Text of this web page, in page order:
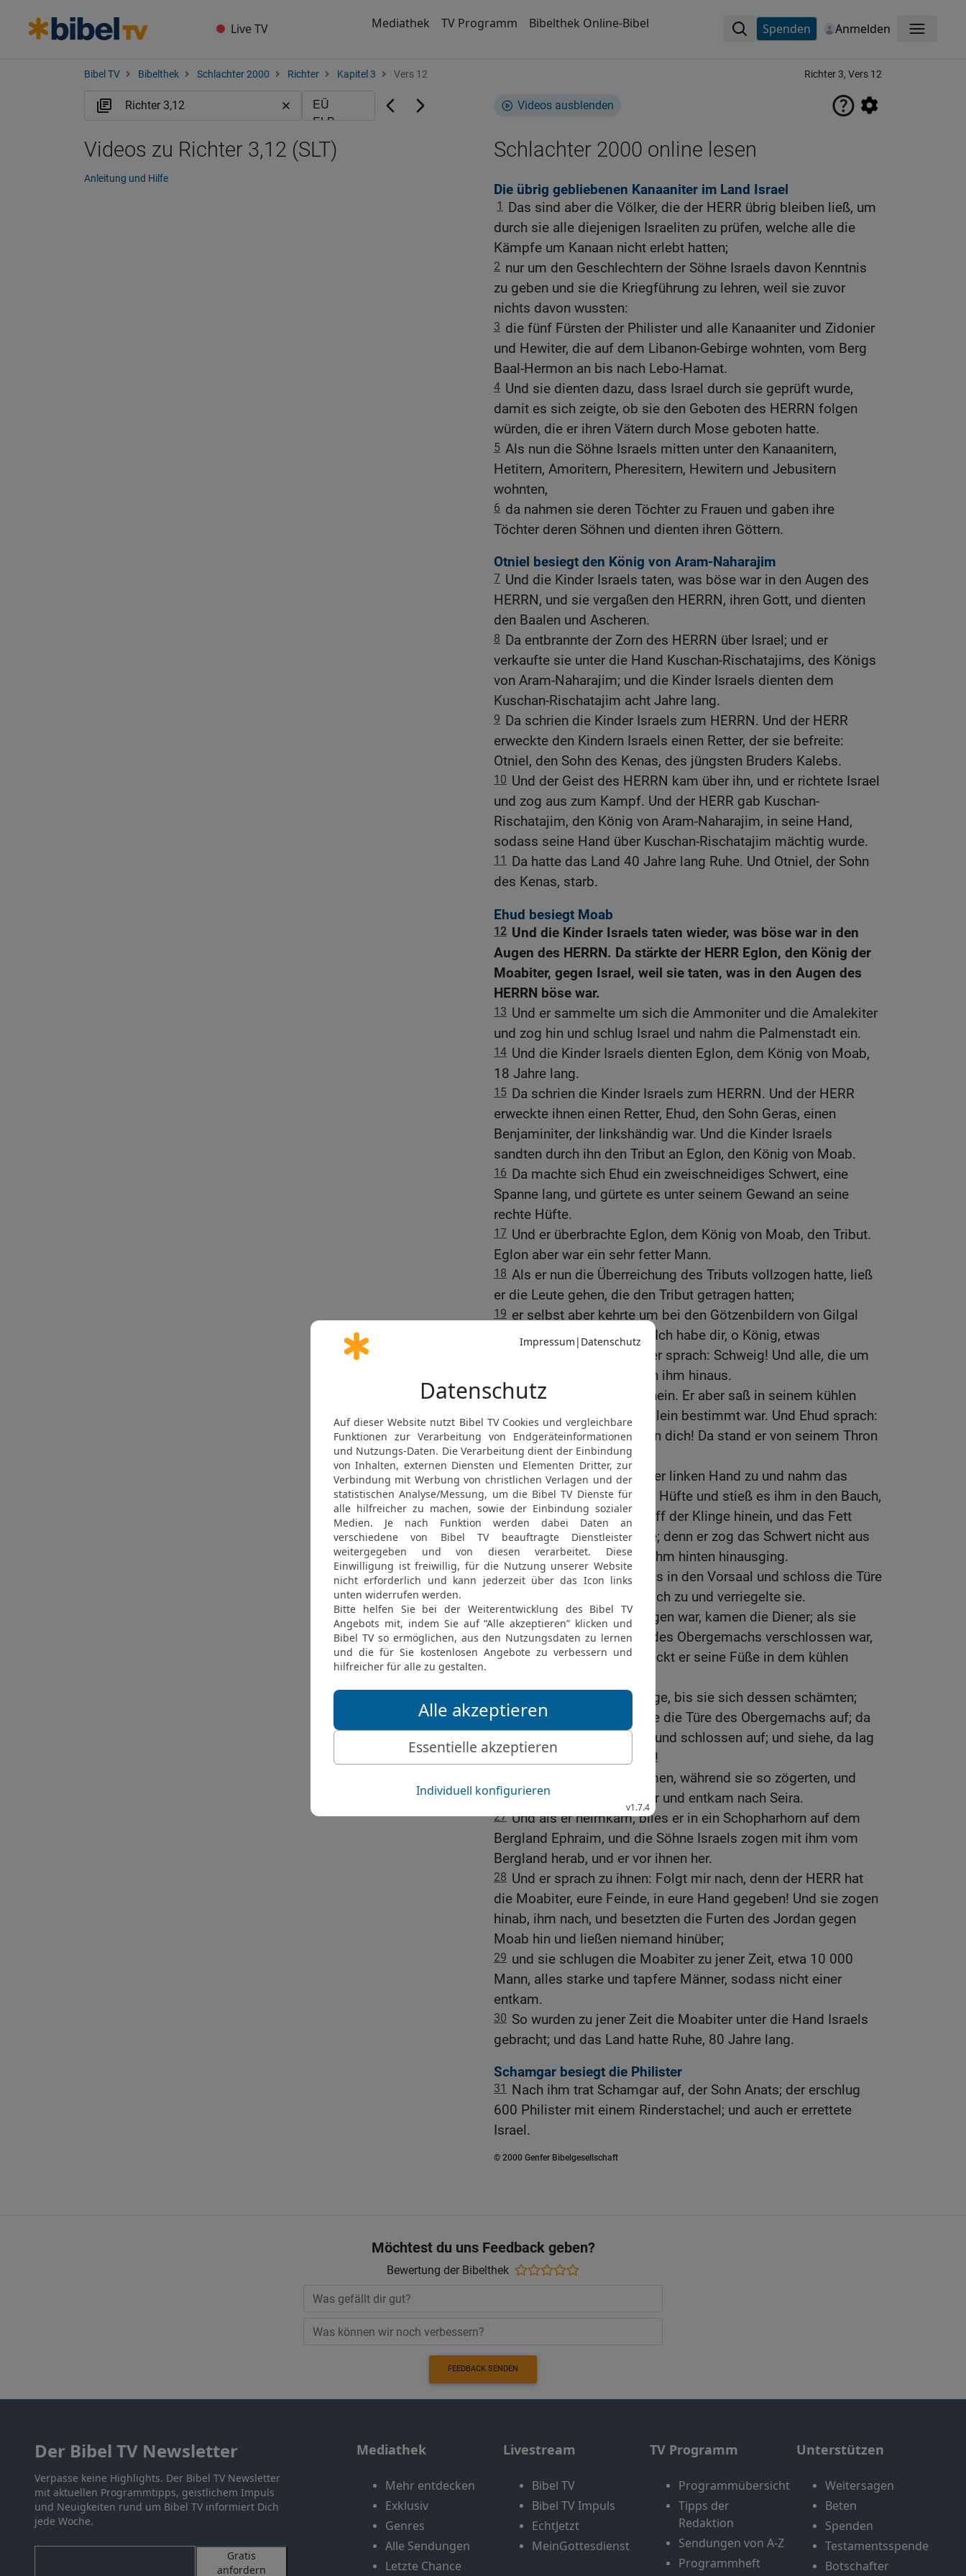
Live TV Mediathek TV Programm Bibelthek Online-Bibel Spenden Anmelden Menü
Bibel TV Bibelthek Schlachter 2000 Richter Kapitel 3 Vers 12 Richter 3, Vers 12
Videos ausblenden
Schlachter 2000 online lesen
Die übrig gebliebenen Kanaaniter im Land Israel
1
Das sind aber die Völker, die der HERR übrig bleiben ließ, um
durch sie alle diejenigen Israeliten zu prüfen, welche alle die
Kämpfe um Kanaan nicht erlebt hatten;
2 nur um den Geschlechtern der Söhne Israels davon Kenntnis
zu geben und sie die Kriegführung zu lehren, weil sie zuvor
nichts davon wussten:
3 die fünf Fürsten der Philister und alle Kanaaniter und Zidonier
und Hewiter, die auf dem Libanon-Gebirge wohnten, vom Berg
Baal-Hermon an bis nach Lebo-Hamat.
4 Und sie dienten dazu, dass Israel durch sie geprüft wurde,
damit es sich zeigte, ob sie den Geboten des HERRN folgen
würden, die er ihren Vätern durch Mose geboten hatte.
5 Als nun die Söhne Israels mitten unter den Kanaanitern,
Hetitern, Amoritern, Pheresitern, Hewitern und Jebusitern
wohnten,
6 da nahmen sie deren Töchter zu Frauen und gaben ihre
Töchter deren Söhnen und dienten ihren Göttern.
Otniel besiegt den König von Aram-Naharajim
7 Und die Kinder Israels taten, was böse war in den Augen des
HERRN, und sie vergaßen den HERRN, ihren Gott, und dienten
den Baalen und Ascheren.
8 Da entbrannte der Zorn des HERRN über Israel; und er
verkaufte sie unter die Hand Kuschan-Rischatajims, des Königs
von Aram-Naharajim; und die Kinder Israels dienten dem
Kuschan-Rischatajim acht Jahre lang.
9 Da schrien die Kinder Israels zum HERRN. Und der HERR
erweckte den Kindern Israels einen Retter, der sie befreite:
Otniel, den Sohn des Kenas, des jüngsten Bruders Kalebs.
10 Und der Geist des HERRN kam über ihn, und er richtete Israel
und zog aus zum Kampf. Und der HERR gab Kuschan-
Rischatajim, den König von Aram-Naharajim, in seine Hand,
sodass seine Hand über Kuschan-Rischatajim mächtig wurde.
11
Da hatte das Land 40 Jahre lang Ruhe. Und Otniel, der Sohn
des Kenas, starb.
Ehud besiegt Moab
12 Und die Kinder Israels taten wieder, was böse war in den
Augen des HERRN. Da stärkte der HERR Eglon, den König der
Moabiter, gegen Israel, weil sie taten, was in den Augen des
HERRN böse war.
13 Und er sammelte um sich die Ammoniter und die Amalekiter
und zog hin und schlug Israel und nahm die Palmenstadt ein.
14 Und die Kinder Israels dienten Eglon, dem König von Moab,
18 Jahre lang.
15 Da schrien die Kinder Israels zum HERRN. Und der HERR
erweckte ihnen einen Retter, Ehud, den Sohn Geras, einen
Benjaminiter, der linkshändig war. Und die Kinder Israels
sandten durch ihn den Tribut an Eglon, den König von Moab.
16 Da machte sich Ehud ein zweischneidiges Schwert, eine
Spanne lang, und gürtete es unter seinem Gewand an seine
rechte Hüfte.
17 Und er überbrachte Eglon, dem König von Moab, den Tribut.
Eglon aber war ein sehr fetter Mann.
18 Als er nun die Überreichung des Tributs vollzogen hatte, ließ
er die Leute gehen, die den Tribut getragen hatten;
19 er selbst aber kehrte um bei den Götzenbildern von Gilgal
und sprach zu dem König: Ich habe dir, o König, etwas
Geheimes zu sagen! Er aber sprach: Schweig! Und alle, die um
ihn her standen, gingen von ihm hinaus.
20 Da kam Ehud zu ihm hinein. Er aber saß in seinem kühlen
Obergemach, das für ihn allein bestimmt war. Und Ehud sprach:
Ein Wort Gottes habe ich an dich! Da stand er von seinem Thron
auf.
21
Ehud aber griff mit seiner linken Hand zu und nahm das
Schwert von seiner rechten Hüfte und stieß es ihm in den Bauch,
22 und es fuhr auch der Griff der Klinge hinein, und das Fett
schloss sich um die Klinge; denn er zog das Schwert nicht aus
seinem Bauch, sodass es ihm hinten hinausging.
23
Danach ging Ehud hinaus in den Vorsaal und schloss die Türe
des Obergemachs hinter sich zu und verriegelte sie.
24 Als er nun hinausgegangen war, kamen die Diener; als sie
aber sahen, dass die Türe des Obergemachs verschlossen war,
sprachen sie: Gewiss bedeckt er seine Füße in dem kühlen
Und sie warteten so lange, bis sie sich dessen schämten;
und siehe, niemand machte die Türe des Obergemachs auf; da
nahmen sie den Schlüssel und schlossen auf; und siehe, da lag
ihr Herr tot auf dem Boden!
Ehud aber war entkommen, während sie so zögerten, und
ging an den Götzen vorüber und entkam nach Seira.
27 Und als er heimkam, blies er in ein Schopharhorn auf dem
Bergland Ephraim, und die Söhne Israels zogen mit ihm vom
Bergland herab, und er vor ihnen her.
28 Und er sprach zu ihnen: Folgt mir nach, denn der HERR hat
die Moabiter, eure Feinde, in eure Hand gegeben! Und sie zogen
hinab, ihm nach, und besetzten die Furten des Jordan gegen
Moab hin und ließen niemand hinüber;
29 und sie schlugen die Moabiter zu jener Zeit, etwa 10 000
Mann, alles starke und tapfere Männer, sodass nicht einer
entkam.
30 So wurden zu jener Zeit die Moabiter unter die Hand Israels
gebracht; und das Land hatte Ruhe, 80 Jahre lang.
Schamgar besiegt die Philister
31 Nach ihm trat Schamgar auf, der Sohn Anats; der erschlug
600 Philister mit einem Rinderstachel; und auch er errettete
Israel.
© 2000 Genfer Bibelgesellschaft
Videos zu Richter 3,12 (SLT)
Anleitung und Hilfe
Möchtest du uns Feedback geben?
Bewertung der Bibelthek
FEEDBACK SENDEN
Der Bibel TV Newsletter
Verpasse keine Highlights. Der Bibel TV Newsletter
mit aktuellen Programmtipps, geistlichem Impuls
und Neuigkeiten rund um Bibel TV informiert Dich
jede Woche.
Gratis
anfordern
Mediathek
Mehr entdecken
Exklusiv
Genres
Alle Sendungen
Letzte Chance
Livestream
Bibel TV
Bibel TV Impuls
EchtJetzt
MeinGottesdienst
TV Programm
Programmübersicht
Tipps der
Redaktion
Sendungen von A-Z
Programmheft
Unterstützen
Weitersagen
Beten
Spenden
Testamentsspende
Botschafter